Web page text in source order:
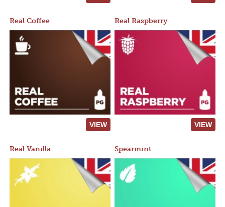
Real Coffee
VIEW
Real Raspberry
VIEW
Real Vanilla Spearmint